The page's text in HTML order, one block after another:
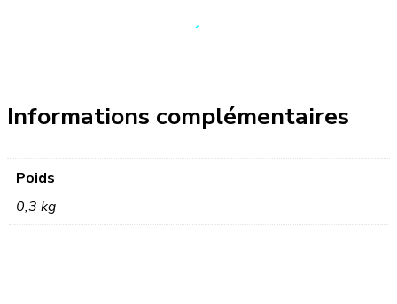
Informations complémentaires
Poids
0,3 kg